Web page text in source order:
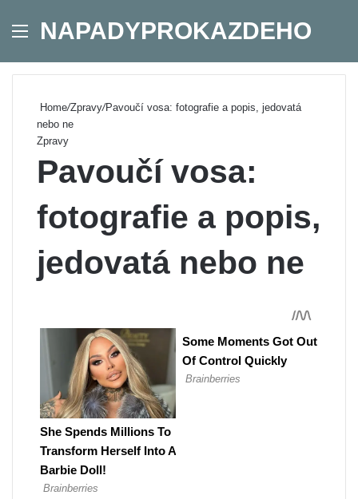
Menu
NAPADYPROKAZDEHO
Home/Zpravy/Pavoučí vosa: fotografie a popis, jedovatá
nebo ne
Zpravy
Pavoučí vosa:
fotografie a popis,
jedovatá nebo ne